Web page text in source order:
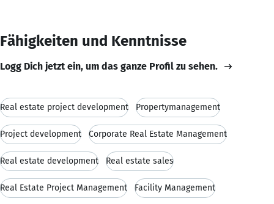
Fähigkeiten und Kenntnisse
Logg Dich jetzt ein, um das ganze Profil zu sehen.
Real estate project development Propertymanagement
Project development Corporate Real Estate Management
Real estate development Real estate sales
Real Estate Project Management Facility Management